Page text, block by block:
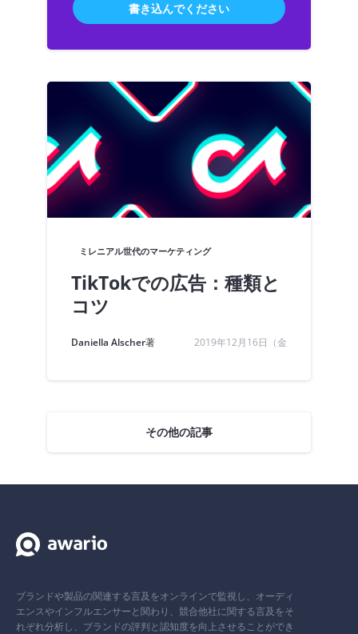
書き込んでください
ミレニアル世代のマーケティング
TikTokでの広告：種類と
コツ
Daniella Alscher著 2019年12月16日（金
その他の記事
ブランドや製品の関連する言及をオンラインで監視し、オーディ
エンスやインフルエンサーと関わり、競合他社に関する言及をそ
れぞれ分析し、ブランドの評判と認知度を向上させることができ